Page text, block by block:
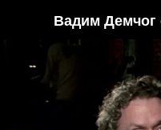
Вадим Демчог